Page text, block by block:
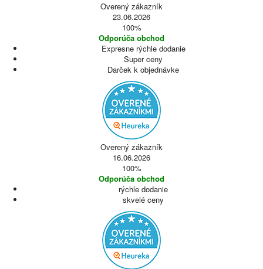
Overený zákazník
23.06.2026
100%
Odporúča obchod
Expresne rýchle dodanie
Super ceny
Darček k objednávke
Overený zákazník
16.06.2026
100%
Odporúča obchod
rýchle dodanie
skvelé ceny